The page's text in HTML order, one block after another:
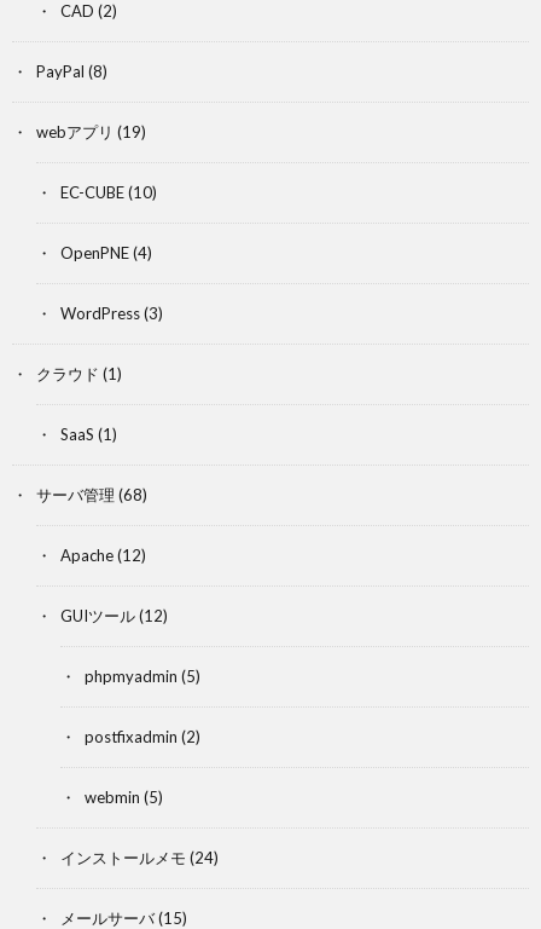
CAD (2)
PayPal (8)
webアプリ (19)
EC-CUBE(10)
OpenPNE(4)
WordPress(3)
クラウド (1)
SaaS (1)
サーバ管理 (68)
Apache(12)
GUIツール(12)
phpmyadmin (5)
postfixadmin (2)
webmin (5)
インストールメモ (24)
メールサーバ(15)